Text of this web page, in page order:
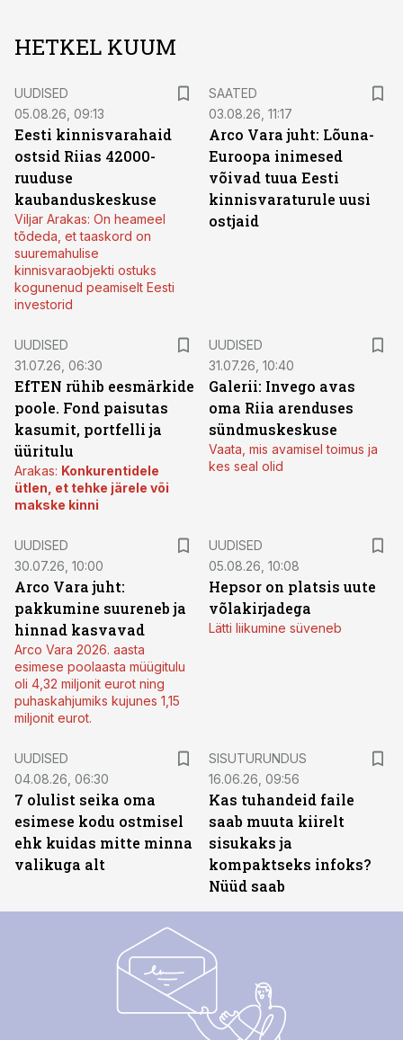
HETKEL KUUM
UUDISED
05.08.26, 09:13
Eesti kinnisvarahaid
ostsid Riias 42000-
ruuduse
kaubanduskeskuse
Viljar Arakas: On heameel
tõdeda, et taaskord on
suuremahulise
kinnisvaraobjekti ostuks
kogunenud peamiselt Eesti
investorid
SAATED
03.08.26, 11:17
Arco Vara juht: Lõuna-
Euroopa inimesed
võivad tuua Eesti
kinnisvaraturule uusi
ostjaid
UUDISED
31.07.26, 06:30
EfTEN rühib eesmärkide
poole. Fond paisutas
kasumit, portfelli ja
üüritulu
Arakas: Konkurentidele
ütlen, et tehke järele või
makske kinni
UUDISED
31.07.26, 10:40
Galerii: Invego avas
oma Riia arenduses
sündmuskeskuse
Vaata, mis avamisel toimus ja
kes seal olid
UUDISED
30.07.26, 10:00
Arco Vara juht:
pakkumine suureneb ja
hinnad kasvavad
Arco Vara 2026. aasta
esimese poolaasta müügitulu
oli 4,32 miljonit eurot ning
puhaskahjumiks kujunes 1,15
miljonit eurot.
UUDISED
05.08.26, 10:08
Hepsor on platsis uute
võlakirjadega
Lätti liikumine süveneb
UUDISED
04.08.26, 06:30
7 olulist seika oma
esimese kodu ostmisel
ehk kuidas mitte minna
valikuga alt
SISUTURUNDUS
16.06.26, 09:56
Kas tuhandeid faile
saab muuta kiirelt
sisukaks ja
kompaktseks infoks?
Nüüd saab